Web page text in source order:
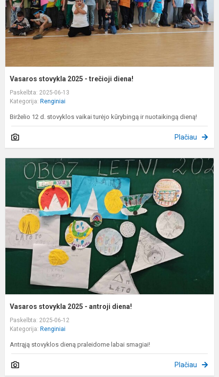
Vasaros stovykla 2025 - trečioji diena!
Paskelbta: 2025-06-13
Kategorija: Renginiai
Birželio 12 d. stovyklos vaikai turėjo kūrybingą ir nuotaikingą dieną!
Plačiau
Vasaros stovykla 2025 - antroji diena!
Paskelbta: 2025-06-12
Kategorija: Renginiai
Antrąją stovyklos dieną praleidome labai smagiai!
Plačiau